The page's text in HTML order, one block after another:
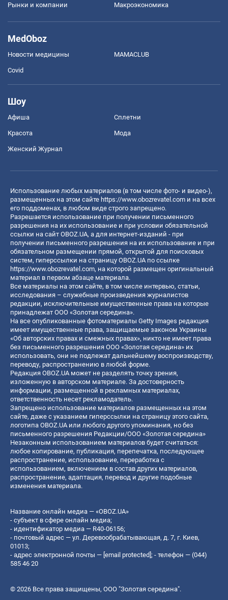
Рынки и компании Mакроэкономика
MedOboz
Новости медицины MAMACLUB
Covid
Шоу
Афиша Сплетни
Красота Мода
Женский Журнал
Использование любых материалов (в том числе фото- и видео-),
размещенных на этом сайте https://www.obozrevatel.com и на всех
его поддоменах, в любом виде строго запрещено.
Разрешается использование при получении письменного
разрешения на их использование и при условии обязательной
ссылки на сайт OBOZ.UA, а для интернет-изданий - при
получении письменного разрешения на их использование и при
обязательном размещении прямой, открытой для поисковых
систем, гиперссылки на страницу OBOZ.UA по ссылке
https://www.obozrevatel.com, на которой размещен оригинальный
материал в первом абзаце материала.
Все материалы на этом сайте, в том числе интервью, статьи,
исследования – служебные произведения журналистов
редакции, исключительные имущественные права на которые
принадлежат ООО «Золотая середина».
На все опубликованные фотоматериалы Getty Images редакция
имеет имущественные права, защищаемые законом Украины
«Об авторских правах и смежных правах», никто не имеет права
без письменного разрешения ООО «Золотая середина» их
использовать, они не подлежат дальнейшему воспроизводству,
переводу, распространению в любой форме.
Редакция OBOZ.UA может не разделять точку зрения,
изложенную в авторском материале. За достоверность
информации, размещенной в рекламных материалах,
ответственность несет рекламодатель.
Запрещено использование материалов размещенных на этом
сайте, даже с указанием гиперссылки на страницу этого сайта,
логотипа OBOZ.UA или любого другого упоминания, но без
письменного разрешения Редакции/ООО «Золотая середина»
Незаконным использованием материалов будет считаться:
любое копирование, публикация, перепечатка, последующее
распространение, использование, переработка с
использованием, включением в состав других материалов,
распространение, адаптация, перевод и другие подобные
изменения материала.
Название онлайн медиа — «OBOZ.UA»
- субъект в сфере онлайн медиа;
- идентификатор медиа — R40-06156;
- почтовый адрес — ул. Деревообрабатывающая, д. 7, г. Киев,
01013;
- адрес электронной почты — [email protected]; - телефон — (044)
585 46 20
© 2026 Все права защищены, ООО "Золотая середина".